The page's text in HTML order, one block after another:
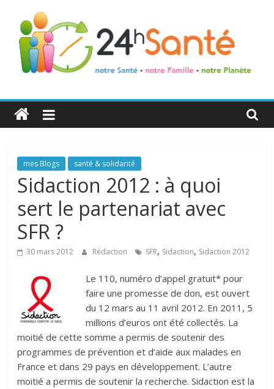
24h
Santé
La
santé
de
toute
famille
mes Blogs santé & solidarité
Sidaction 2012 : à quoi
sert le partenariat avec
SFR ?
30 mars 2012 Rédaction SFR, Sidaction, Sidaction 2012
Le 110, numéro d’appel gratuit* pour
faire une promesse de don, est ouvert
du 12 mars au 11 avril 2012. En 2011, 5
millions d’euros ont été collectés. La
moitié de cette somme a permis de soutenir des
programmes de prévention et d’aide aux malades en
France et dans 29 pays en développement. L’autre
moitié a permis de soutenir la recherche. Sidaction est la